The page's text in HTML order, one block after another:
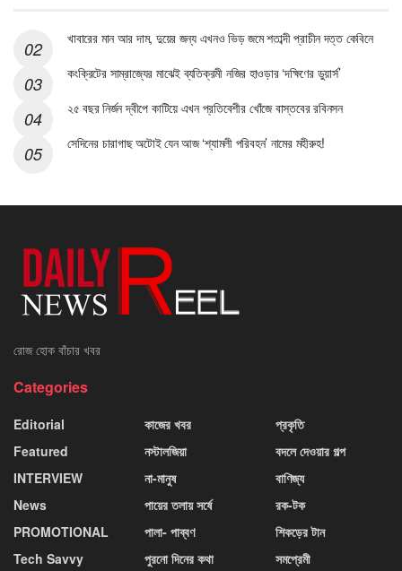
খাবারের মান আর দাম, দুয়ের জন্য এখনও ভিড় জমে শতাব্দী প্রাচীন দত্ত কেবিনে
কংক্রিটের সাম্রাজ্যের মাঝেই ব্যতিক্রমী নজির হাওড়ার ‘দক্ষিণের ডুয়ার্স’
২৫ বছর নির্জন দ্বীপে কাটিয়ে এখন প্রতিবেশীর খোঁজে বাস্তবের রবিনসন
সেদিনের চারাগাছ অটোই যেন আজ ‘শ্যামলী পরিবহন’ নামের মহীরুহ!
রোজ হোক বাঁচার খবর
Categories
Editorial
Featured
INTERVIEW
News
PROMOTIONAL
Tech Savvy
কাজের খবর
নস্টালজিয়া
না-মানুষ
পায়ের তলায় সর্ষে
পালা- পাব্বণ
পুরনো দিনের কথা
প্রকৃতি
বদলে দেওয়ার গল্প
বাণিজ্য
রক-টক
শিকড়ের টান
সমপ্রেমী